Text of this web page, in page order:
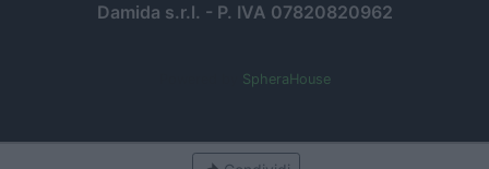
Damida s.r.l. - P. IVA 07820820962
SpheraHouse